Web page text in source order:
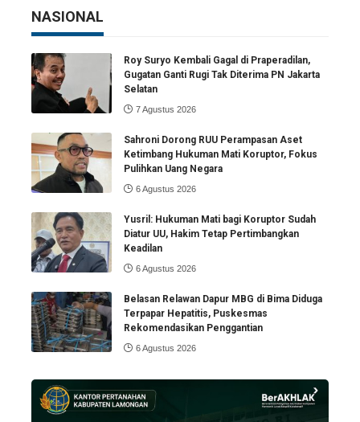
NASIONAL
Roy Suryo Kembali Gagal di Praperadilan,
Gugatan Ganti Rugi Tak Diterima PN Jakarta
Selatan
7 Agustus 2026
Sahroni Dorong RUU Perampasan Aset
Ketimbang Hukuman Mati Koruptor, Fokus
Pulihkan Uang Negara
6 Agustus 2026
Yusril: Hukuman Mati bagi Koruptor Sudah
Diatur UU, Hakim Tetap Pertimbangkan
Keadilan
6 Agustus 2026
Belasan Relawan Dapur MBG di Bima Diduga
Terpapar Hepatitis, Puskesmas
Rekomendasikan Penggantian
6 Agustus 2026